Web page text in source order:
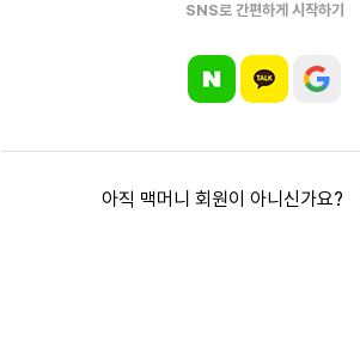
SNS로 간편하게 시작하기
아직 맥머니 회원이 아니신가요?